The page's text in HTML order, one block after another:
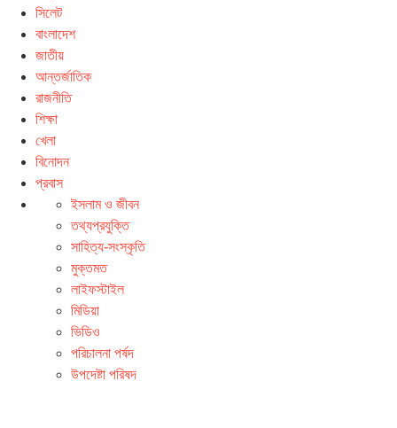
সিলেট
বাংলাদেশ
জাতীয়
আন্তর্জাতিক
রাজনীতি
শিক্ষা
খেলা
বিনোদন
প্রবাস
ইসলাম ও জীবন
তথ্যপ্রযুক্তি
সাহিত্য-সংস্কৃতি
মুক্তমত
লাইফস্টাইল
মিডিয়া
ভিডিও
পরিচালনা পর্ষদ
উপদেষ্টা পরিষদ